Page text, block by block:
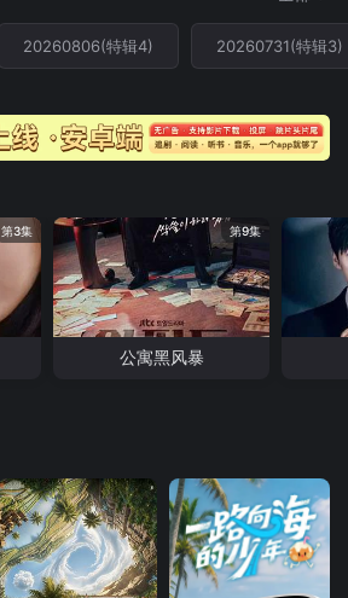
20260806(特辑4) 20260731(特辑3)
第3集 第9集
公寓黑风暴